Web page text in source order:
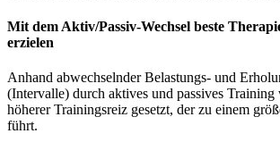
Mit dem Aktiv/Passiv-Wechsel beste
erzielen
Anhand abwechselnder Belastungs- und
(Intervalle) durch aktives und passives
höherer Trainingsreiz gesetzt, der zu einem
führt.